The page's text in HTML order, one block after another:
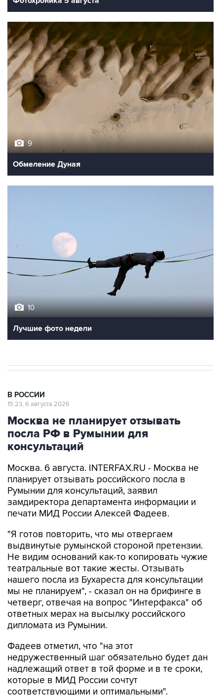
9
Обмеление Дуная
10
Лучшие фото недели
В РОССИИ
15:23, 6 августа 2026
Москва не планирует отзывать
посла РФ в Румынии для
консультаций
Москва. 6 августа. INTERFAX.RU - Москва не
планирует отзывать российского посла в
Румынии для консультаций, заявил
замдиректора департамента информации и
печати МИД России Алексей Фадеев.
"Я готов повторить, что мы отвергаем
выдвинутые румынской стороной претензии.
Не видим оснований как-то копировать чужие
театральные вот такие жесты. Отзывать
нашего посла из Бухареста для консультации
мы не планируем", - сказал он на брифинге в
четверг, отвечая на вопрос "Интерфакса" об
ответных мерах на высылку российского
дипломата из Румынии.
Фадеев отметил, что "на этот
недружественный шаг обязательно будет дан
надлежащий ответ в той форме и в те сроки,
которые в МИД России сочтут
соответствующими и оптимальными".